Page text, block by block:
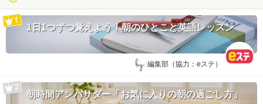
1日1つずつ覚えよう！朝のひとこと英語レッスン
by: 編集部（協力：eステ）
朝時間アンバサダー「お気に入りの朝の過ごし方」